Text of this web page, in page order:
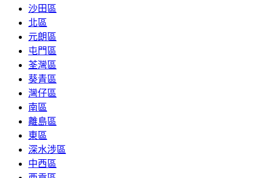
沙田區
北區
元朗區
屯門區
荃灣區
葵青區
灣仔區
南區
離島區
東區
深水涉區
中西區